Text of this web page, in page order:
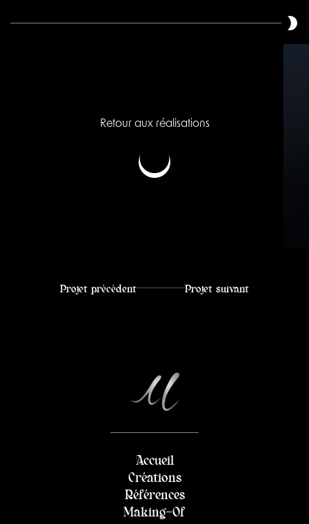
Retour aux réalisations
Projet précédent Projet suivant
Accueil
Créations
Références
Making-Of